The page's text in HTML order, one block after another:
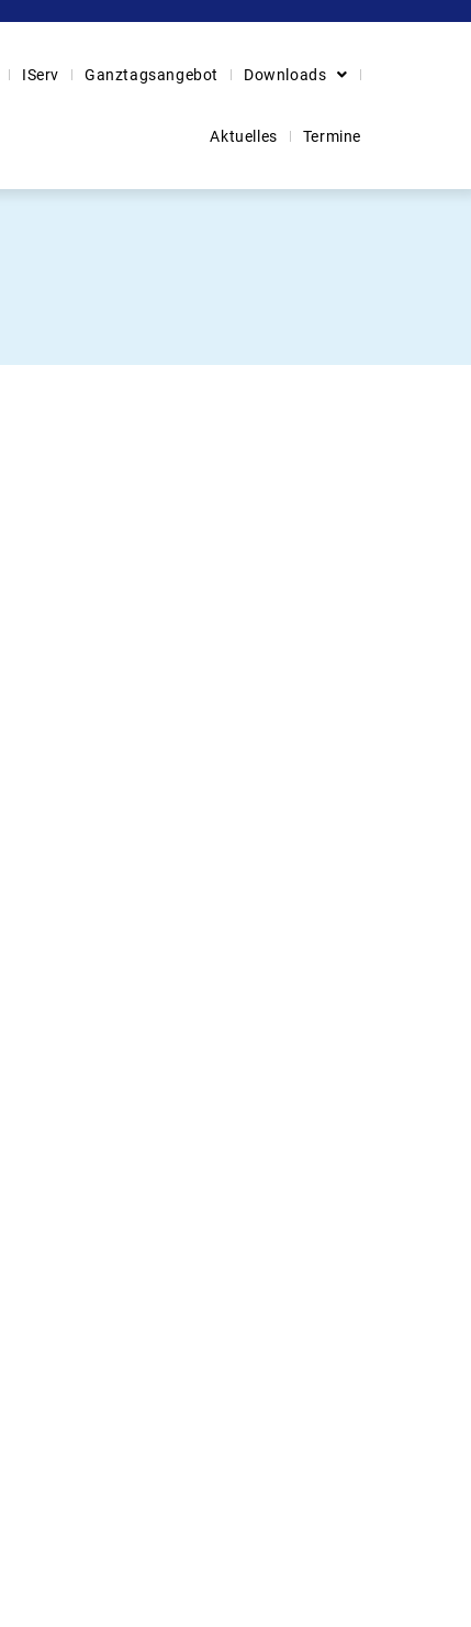
IServ Ganztagsangebot Downloads
Aktuelles Termine